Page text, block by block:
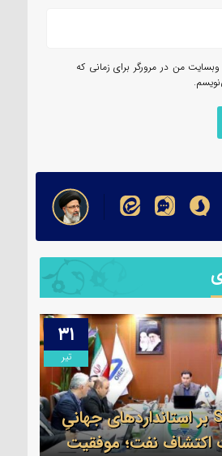
وبسایت من در مرورگر برای زمانی که
۳۱
تیر
مهر تأیید SGS بر استانداردهای جهانیِ
اکتشاف نفت؛ موفقیت